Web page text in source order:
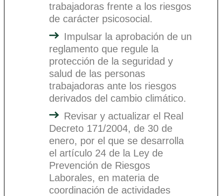
trabajadoras frente a los riesgos
de carácter psicosocial.
Impulsar la aprobación de un
reglamento que regule la
protección de la seguridad y
salud de las personas
trabajadoras ante los riesgos
derivados del cambio climático.
Revisar y actualizar el Real
Decreto 171/2004, de 30 de
enero, por el que se desarrolla
el artículo 24 de la Ley de
Prevención de Riesgos
Laborales, en materia de
coordinación de actividades